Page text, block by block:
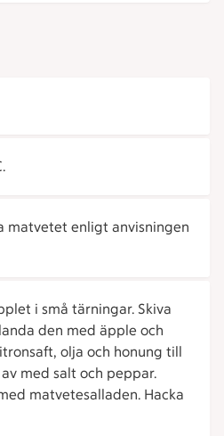
matvetet enligt anvisningen
i små tärningar. Skiva
den med äpple och
olja och honung till
med salt och peppar.
matvetesalladen. Hacka